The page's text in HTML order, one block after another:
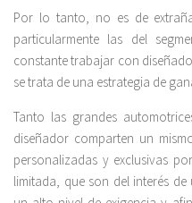
Por lo tanto, no es de
particularmente las del
constante trabajar con
se trata de una estrategia de
Tanto las grandes
diseñador comparten un
personalizadas y exclusivas
limitada, que son del interés